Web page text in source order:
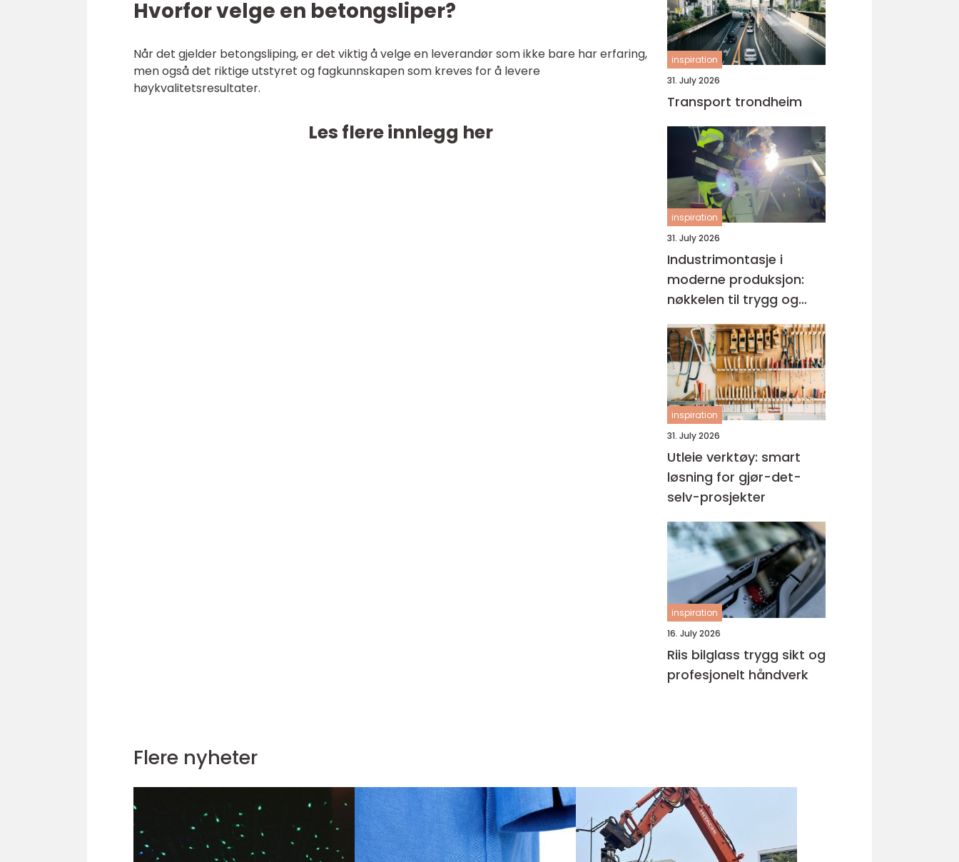
Hvorfor velge en betongsliper?
Når det gjelder betongsliping, er det viktig å velge en leverandør som ikke bare har erfaring,
men også det riktige utstyret og fagkunnskapen som kreves for å levere
høykvalitetsresultater.
Les flere innlegg her
inspiration
31. July 2026
Transport trondheim
inspiration
31. July 2026
Industrimontasje i
moderne produksjon:
nøkkelen til trygg og
effektiv drift
inspiration
31. July 2026
Utleie verktøy: smart
løsning for gjør-det-
selv-prosjekter
inspiration
16. July 2026
Riis bilglass trygg sikt og
profesjonelt håndverk
Flere nyheter